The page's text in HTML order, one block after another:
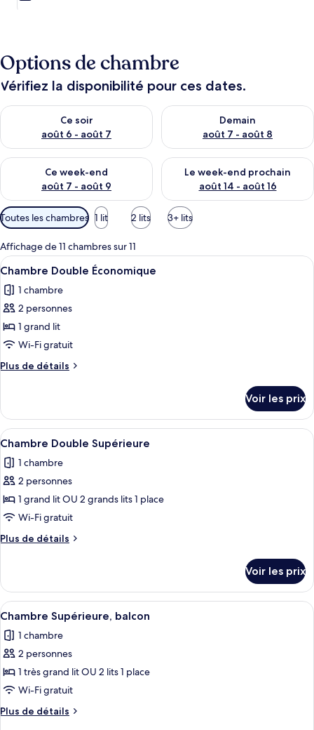
n
o
t
é
s
p
s
Options de chambre
Vérifiez la disponibilité pour ces dates.
Ce soir
août 6 - août 7
Vérifier la disponibilité pour ce soir août 6 - août 7
Demain
août 7 - août 8
Vérifier la disponibilité pour
Ce week-end
août 7 - août 9
Vérifier la disponibilité pour ce week-end août 7 - août 9
Le week-end prochain
août 14 - août 16
Vérifier la disponibilité pour
Filtres
disponibles
pour
les
chambres
Toutes les chambres 1 lit 2 lits 3+ lits
Affichage de 11 chambres sur 11
Afficher
toutes
les
photos
pour
ce
type
de
Chambre
Double
Économique
Une chambre d’hôtel avec un
7
Chambre Double Économique
1 chambre
2 personnes
1 grand lit
Wi-Fi gratuit
Plus de détails
Plus
le
type
de
Chambre
Double
Voir les prix
Afficher
toutes
les
photos
pour
ce
type
de
Chambre
Double
Supérieure
Chambre Double Supérieure |
8
Chambre Double Supérieure
1 chambre
2 personnes
1 grand lit OU 2 grands lits 1 place
Wi-Fi gratuit
Plus de détails
Plus
le
type
de
Chambre
Double
Voir les prix
Afficher
toutes
les
photos
pour
ce
type
de
Une chambre d’hôtel moderne
13
Chambre Supérieure, balcon
1 chambre
2 personnes
1 très grand lit OU 2 lits 1 place
Wi-Fi gratuit
Plus de détails
Plus